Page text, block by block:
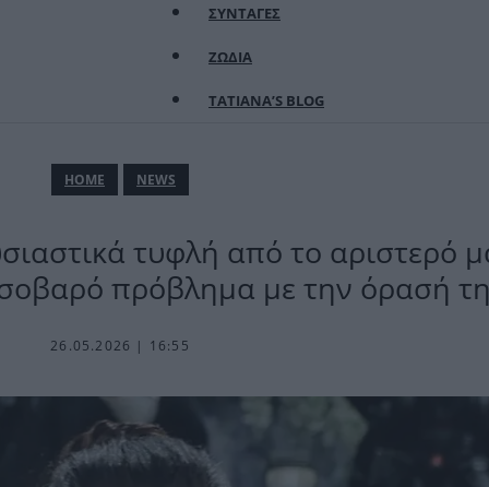
ΣΥΝΤΑΓΕΣ
ΖΩΔΙΑ
TATIANA’S BLOG
ΗΟΜΕ NEWS
τυφλή από το αριστερό
πρόβλημα με την όρασή
26.05.2026 | 16:55